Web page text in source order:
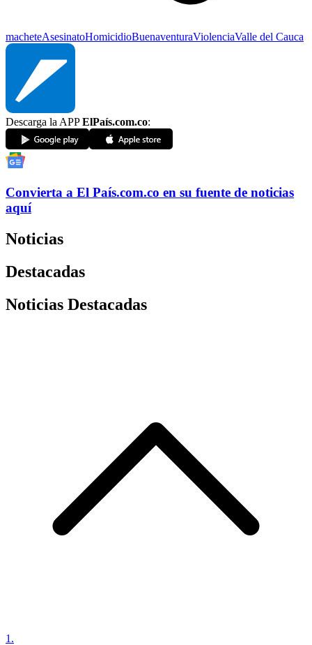
macheteAsesinatoHomicidioBuenaventuraViolenciaValle del Cauca
Descarga la APPElPaís.com.co:
Convierta a El País.com.co en su fuente de noticias
aquí
Noticias
Destacadas
Noticias Destacadas
1 .